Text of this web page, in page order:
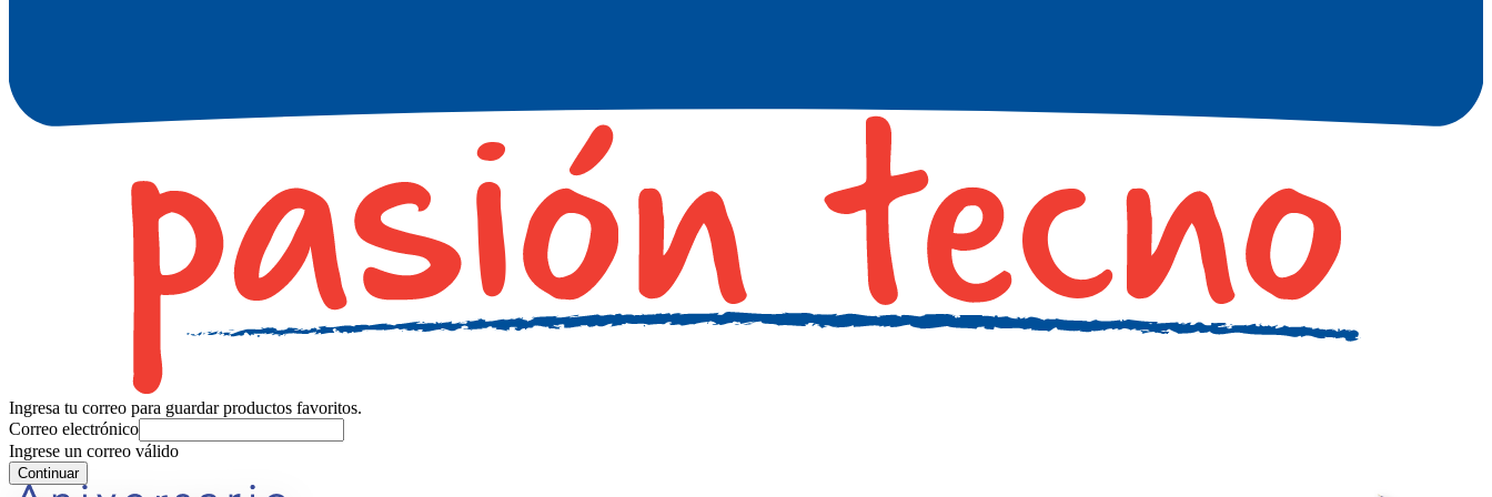
Ingresa tu correo para guardar productos favoritos.
Correo electrónico
Ingrese un correo válido
Continuar